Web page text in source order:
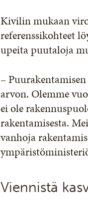
Kivilin mukaan
referenssikohteet
upeita puutaloja
–
arvon. Olemme
ei ole
rakentamisesta.
vanhoja
Viennistä